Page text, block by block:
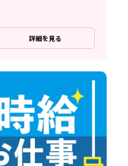
詳細を見る